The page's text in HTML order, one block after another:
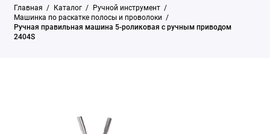
Главная Каталог
Ручной инструмент
Машинка по раскатке полосы и проволоки
Ручная правильная машина 5-роликовая с ручным приводом
2404S